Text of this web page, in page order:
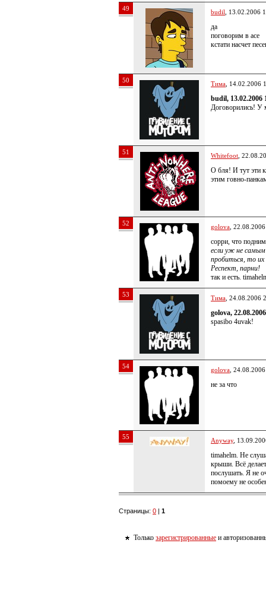
49 budil , 13.02.2006
да
поговорим в асе
кстати насчет
50 Тима , 14.02.2006
budil, 13.02.2006
Договорились! У
51 Whitefoot ,
О бля! И тут эти
этим говно-
52 golova ,
сорри, что
если уж не
пробиться, то их
Респект, парни!
так и есть.
53 Тима , 24.08.2006
golova,
spasibo 4uvak!
54 golova ,
не за что
55 Anyway,
timahelm. Не
крыши. Всё
послушать. Я не
помоему не
Страницы: 0 | 1
Только зарегистрированные и